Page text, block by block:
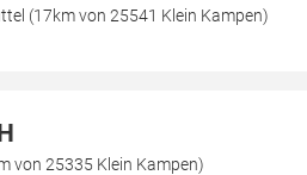
(17km von 25541 Klein Kampen)
von 25335 Klein Kampen)